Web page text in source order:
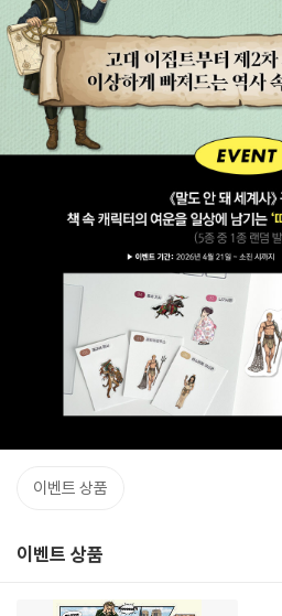
이벤트 상품
이벤트 상품